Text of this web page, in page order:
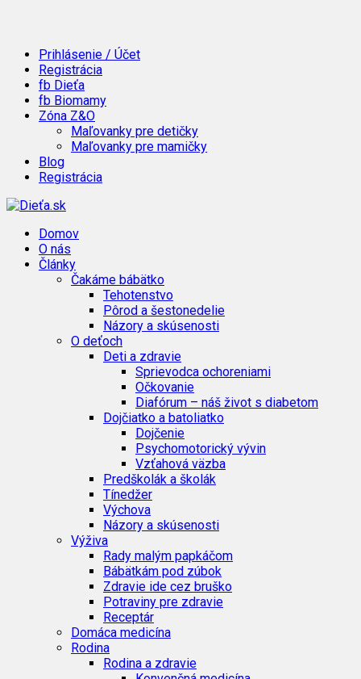
Prihlásenie / Účet
Registrácia
fb Dieťa
fb Biomamy
Zóna Z&O
Maľovanky pre detičky
Maľovanky pre mamičky
Blog
Registrácia
Domov
O nás
Články
Čakáme bábätko
Tehotenstvo
Pôrod a šestonedelie
Názory a skúsenosti
O deťoch
Deti a zdravie
Sprievodca ochoreniami
Očkovanie
Diafórum – náš život s diabetom
Dojčiatko a batoliatko
Dojčenie
Psychomotorický vývin
Vzťahová väzba
Predškolák a školák
Tínedžer
Výchova
Názory a skúsenosti
Výživa
Rady malým papkáčom
Bábätkám pod zúbok
Zdravie ide cez bruško
Potraviny pre zdravie
Receptár
Domáca medicína
Rodina
Rodina a zdravie